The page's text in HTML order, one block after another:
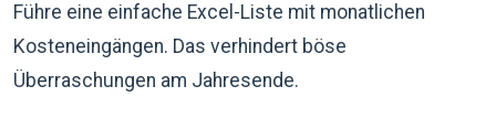
Führe eine einfache Excel-Liste mit monatlichen
Kosteneingängen. Das verhindert böse
Überraschungen am Jahresende.